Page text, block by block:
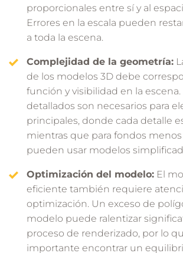
proporcionales entre sí y al
Errores en la escala pueden
a toda la escena.
Complejidad de la geometría:
de los modelos 3D debe
función y visibilidad en la
detallados son necesarios para
principales, donde cada detalle
mientras que para fondos
pueden usar modelos
Optimización del modelo: El
eficiente también requiere
optimización. Un exceso de
modelo puede ralentizar
proceso de renderizado, por lo
importante encontrar un